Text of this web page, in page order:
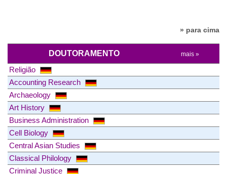
» para cima
DOUTORAMENTO mais »
Religião
Accounting Research
Archaeology
Art History
Business Administration
Cell Biology
Central Asian Studies
Classical Philology
Criminal Justice